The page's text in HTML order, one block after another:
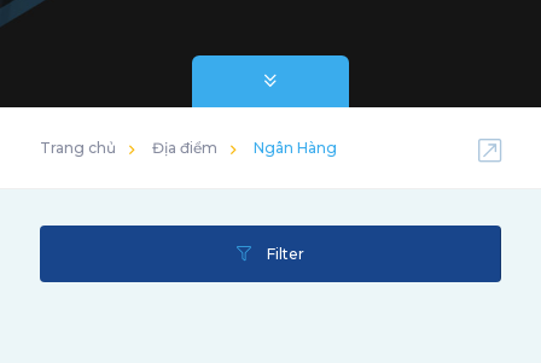
Trang chủ Địa điểm Ngân Hàng
Filter